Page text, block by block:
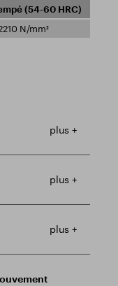
(54-60 HRC)
N/mm²
plus +
plus +
plus +